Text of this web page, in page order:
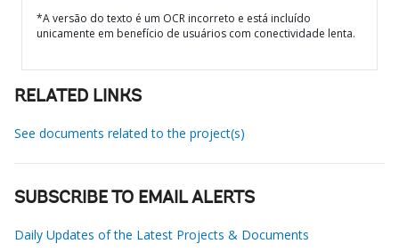
*A versão do texto é um OCR incorreto e está incluído
unicamente em benefício de usuários com conectividade lenta.
RELATED LINKS
See documents related to the project(s)
SUBSCRIBE TO EMAIL ALERTS
Daily Updates of the Latest Projects & Documents